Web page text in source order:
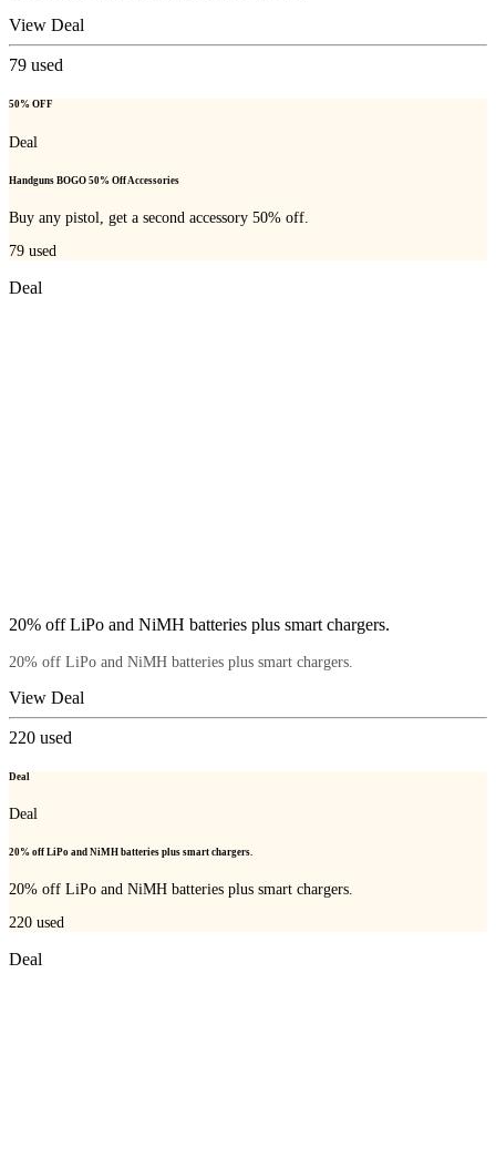
View Deal
79 used
50% OFF
Deal
Handguns BOGO 50% Off Accessories
Buy any pistol, get a second accessory 50% off.
79 used
Deal
20% off LiPo and NiMH batteries plus smart chargers.
20% off LiPo and NiMH batteries plus smart chargers.
View Deal
220 used
Deal
Deal
20% off LiPo and NiMH batteries plus smart chargers.
20% off LiPo and NiMH batteries plus smart chargers.
220 used
Deal